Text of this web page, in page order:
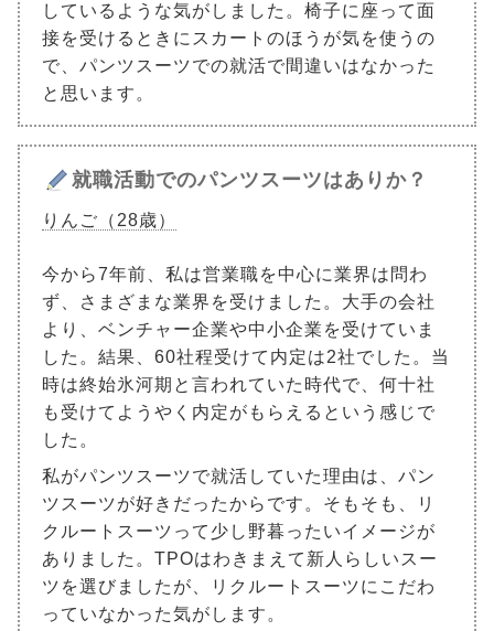
しているような気がしました。椅子に座って面
接を受けるときにスカートのほうが気を使うの
で、パンツスーツでの就活で間違いはなかった
と思います。
就職活動でのパンツスーツはありか？
りんご（28歳）
今から7年前、私は営業職を中心に業界は問わ
ず、さまざまな業界を受けました。大手の会社
より、ベンチャー企業や中小企業を受けていま
した。結果、60社程受けて内定は2社でした。当
時は終始氷河期と言われていた時代で、何十社
も受けてようやく内定がもらえるという感じで
した。
私がパンツスーツで就活していた理由は、パン
ツスーツが好きだったからです。そもそも、リ
クルートスーツって少し野暮ったいイメージが
ありました。TPOはわきまえて新人らしいスー
ツを選びましたが、リクルートスーツにこだわ
っていなかった気がします。